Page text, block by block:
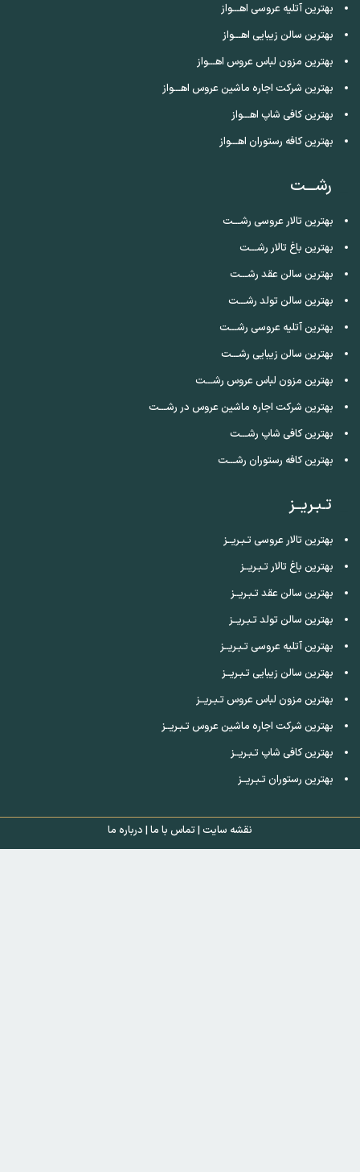
بهترین آتلیه عروسی اهـــواز
بهترین سالن زیبایی اهـــواز
بهترین مزون لباس عروس اهـــواز
بهترین شرکت اجاره ماشین عروس اهـــواز
بهترین کافی شاپ اهـــواز
بهترین کافه رستوران اهـــواز
رشـــت
بهترین تالار عروسی رشـــت
بهترین باغ تالار رشـــت
بهترین سالن عقد رشـــت
بهترین سالن تولد رشـــت
بهترین آتلیه عروسی رشـــت
بهترین سالن زیبایی رشـــت
بهترین مزون لباس عروس رشـــت
بهترین شرکت اجاره ماشین عروس در رشـــت
بهترین کافی شاپ رشـــت
بهترین کافه رستوران رشـــت
تـبـریــز
بهترین تالار عروسی تـبـریــز
بهترین باغ تالار تـبـریــز
بهترین سالن عقد تـبـریــز
بهترین سالن تولد تـبـریــز
بهترین آتلیه عروسی تـبـریــز
بهترین سالن زیبایی تـبـریــز
بهترین مزون لباس عروس تـبـریــز
بهترین شرکت اجاره ماشین عروس تـبـریــز
بهترین کافی شاپ تـبـریــز
بهترین رستوران تـبـریــز
نقشه سایت | تماس با ما | درباره ما